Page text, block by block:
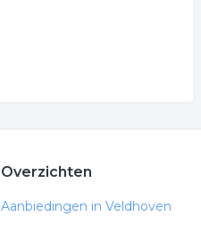
Overzichten
Aanbiedingen in Veldhoven